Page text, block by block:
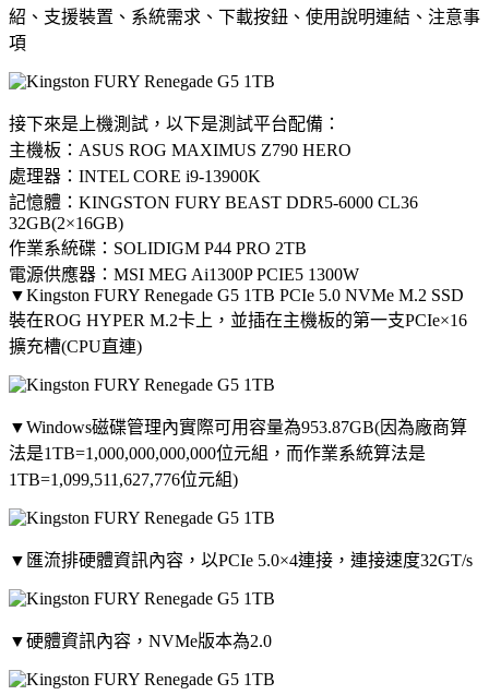
紹、支援裝置、系統需求、下載按鈕、使用說明連結、注意事
項
接下來是上機測試，以下是測試平台配備：
主機板：ASUS ROG MAXIMUS Z790 HERO
處理器：INTEL CORE i9-13900K
記憶體：KINGSTON FURY BEAST DDR5-6000 CL36
32GB(2×16GB)
作業系統碟：SOLIDIGM P44 PRO 2TB
電源供應器：MSI MEG Ai1300P PCIE5 1300W
▼Kingston FURY Renegade G5 1TB PCIe 5.0 NVMe M.2 SSD
裝在ROG HYPER M.2卡上，並插在主機板的第一支PCIe×16
擴充槽(CPU直連)
▼Windows磁碟管理內實際可用容量為953.87GB(因為廠商算
法是1TB=1,000,000,000,000位元組，而作業系統算法是
1TB=1,099,511,627,776位元組)
▼匯流排硬體資訊內容，以PCIe 5.0×4連接，連接速度32GT/s
▼硬體資訊內容，NVMe版本為2.0